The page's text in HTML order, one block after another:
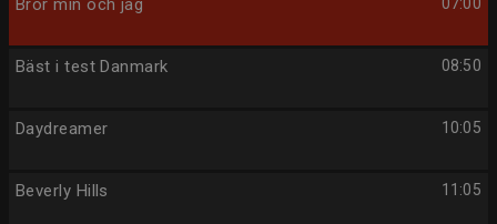
Bror min och jag
08:50
Bäst i test Danmark
10:05
Daydreamer
11:05
Beverly Hills